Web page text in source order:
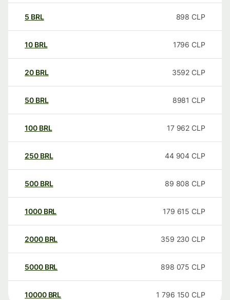
5 BRL 898 CLP
10 BRL 1796 CLP
20 BRL 3592 CLP
50 BRL 8981 CLP
100 BRL 17 962 CLP
250 BRL 44 904 CLP
500 BRL 89 808 CLP
1000 BRL 179 615 CLP
2000 BRL 359 230 CLP
5000 BRL 898 075 CLP
10000 BRL 1 796 150 CLP